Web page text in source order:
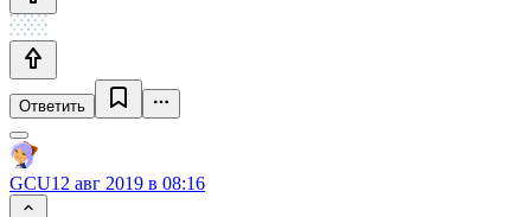
Ответить
GCU12 авг 2019 в 08:16